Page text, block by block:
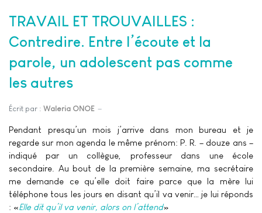
TRAVAIL ET TROUVAILLES :
Contredire. Entre l’écoute et la
parole, un adolescent pas comme
les autres
Écrit par : Waleria ONOE
Pendant presqu’un mois j’arrive dans mon bureau et je
regarde sur mon agenda le même prénom: P. R. – douze ans –
indiqué par un collègue, professeur dans une école
secondaire. Au bout de la première semaine, ma secrétaire
me demande ce qu’elle doit faire parce que la mère lui
téléphone tous les jours en disant qu’il va venir… je lui réponds
: «Elle dit qu’il va venir, alors on l’attend»